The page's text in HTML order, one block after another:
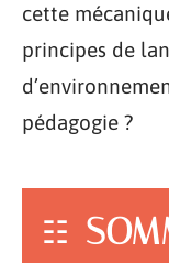
cette
principes de
pédagogie ?